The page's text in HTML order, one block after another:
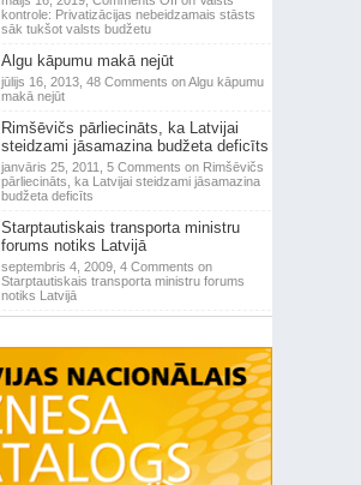
kontrole: Privatizācijas nebeidzamais stāsts
sāk tukšot valsts budžetu
Algu kāpumu makā nejūt
jūlijs 16, 2013, 48 Comments on Algu kāpumu
makā nejūt
Rimšēvičs pārliecināts, ka Latvijai
steidzami jāsamazina budžeta deficīts
janvāris 25, 2011, 5 Comments on Rimšēvičs
pārliecināts, ka Latvijai steidzami jāsamazina
budžeta deficīts
Starptautiskais transporta ministru
forums notiks Latvijā
septembris 4, 2009, 4 Comments on
Starptautiskais transporta ministru forums
notiks Latvijā